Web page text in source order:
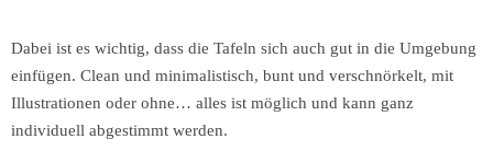
Dabei ist es wichtig, dass die Tafeln sich auch gut in die Umgebung
einfügen. Clean und minimalistisch, bunt und verschnörkelt, mit
Illustrationen oder ohne… alles ist möglich und kann ganz
individuell abgestimmt werden.